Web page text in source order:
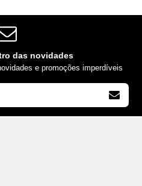
das novidades
e promoções imperdíveis